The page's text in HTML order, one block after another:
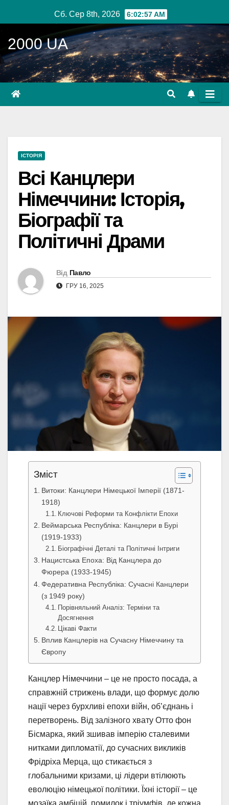
до
вмісту
Сб. Сер 8th, 2026 6:02:58 AM
2000 UA
ІСТОРІЯ
Всі Канцлери
Німеччини: Історія,
Біографії та
Політичні Драми
Від Павло
ГРУ 16, 2025
Зміст
Витоки: Канцлери Німецької Імперії (1871-
1918)
Ключові Реформи та Конфлікти Епохи
Веймарська Республіка: Канцлери в Бурі
(1919-1933)
Біографічні Деталі та Політичні Інтриги
Нацистська Епоха: Від Канцлера до
Фюрера (1933-1945)
Федеративна Республіка: Сучасні Канцлери
(з 1949 року)
Порівняльний Аналіз: Терміни та
Досягнення
Цікаві Факти
Вплив Канцлерів на Сучасну Німеччину та
Європу
Канцлер Німеччини – це не просто посада, а
справжній стрижень влади, що формує долю
нації через бурхливі епохи війн, об’єднань і
перетворень. Від залізного хвату Отто фон
Бісмарка, який зшивав імперію сталевими
нитками дипломатії, до сучасних викликів
Фрідріха Мерца, що стикається з
глобальними кризами, ці лідери втілюють
еволюцію німецької політики. Їхні історії – це
мозаїка амбіцій, помилок і тріумфів, де кожна